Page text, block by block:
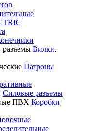
Вилки,
Патроны
Силовые разъемы
Коробки